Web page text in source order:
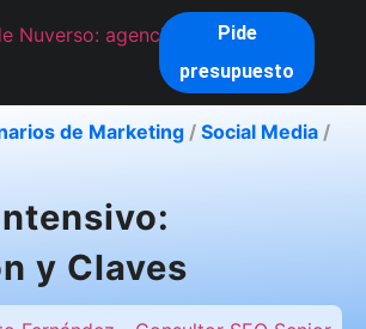
Pide
presupuesto
de Marketing / Social Media /
y Claves